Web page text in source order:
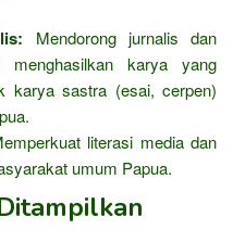
Mendorong jurnalis dan
karya yang
karya sastra (esai, cerpen)
literasi media dan
umum Papua.